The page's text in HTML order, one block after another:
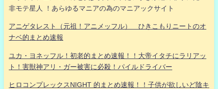
非モテ星人 ！あらゆるマニアの為のマニアックサイト
アニゲタレスト（元祖！アニメッフル） ひきこもりニートのオ
ナベ的まとめ速報
ユカ・ヨネッフル！初老的まとめ速報！！大帝イタチにラリアッ
ト！害獣神アリ・ガー被害に必殺！パイルドライバー
ヒロコンプレックスNIGHT 的まとめ速報！！子供が欲しいど陰キ